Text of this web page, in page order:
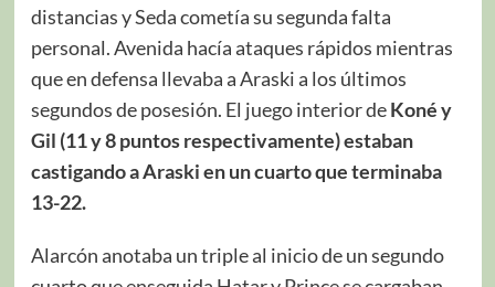
distancias y Seda cometía su segunda falta
personal. Avenida hacía ataques rápidos mientras
que en defensa llevaba a Araski a los últimos
segundos de posesión. El juego interior deKoné y
Gil (11 y 8 puntos respectivamente)estaban
castigando a Araski en un cuarto que terminaba
13-22.
Alarcón anotaba un triple al inicio de un segundo